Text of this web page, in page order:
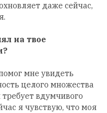
даже сейчас,
на твое
мне увидеть
целого множества
вдумчивого
я чувствую, что моя